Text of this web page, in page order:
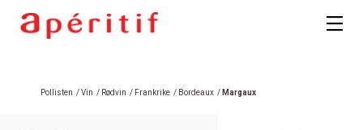
Pollisten /Vin / Rødvin / Frankrike / Bordeaux / Margaux